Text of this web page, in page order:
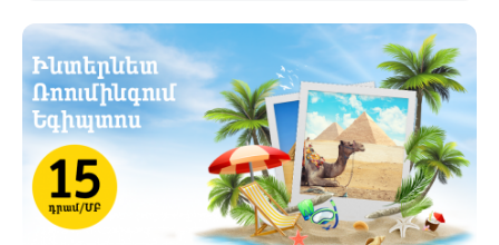
заключении нового контракта с Telecom Armenia,
поставщиком услуг IPTV и OTT под брендом
Beeline, который запускает обновленный пакет
телевизионных услуг на рынке Армении.
Компания Telecom Armenia приняла решение
модернизировать существующую систему. Нам
требовалась производительная, масштабируемая
инфраструктура для пр